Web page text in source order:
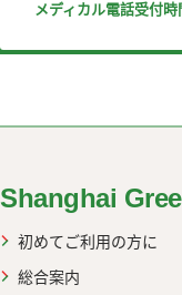
メディカル電話受付時
Shanghai
初めてご利用の方に
総合案内